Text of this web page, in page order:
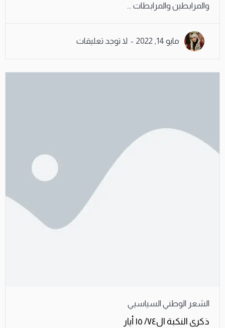
والمرابطين والمرابطات ...
مايو 14, 2022 لا توجد تعليقات
الشعر الوطني السياسيي
ذكرى النكبة ال٧٤/ ١٥ أيار